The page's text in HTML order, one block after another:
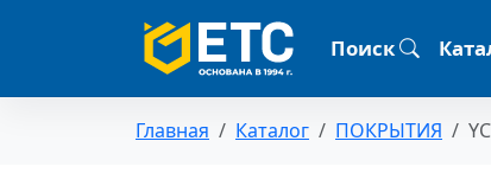
Поиск
Главная Каталог ПОКРЫТИЯ